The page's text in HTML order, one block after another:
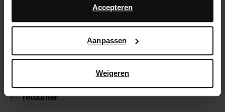
advertentie- en meetdoeleinden. Meer informatie over
hoe Google uw persoonsgegevens gebruikt, vindt u op
Accepteren
Aanpassen
Weigeren
hauteur de 2 cm. Utilisez les bons produits d'entretien.
Détails du produit
retourner